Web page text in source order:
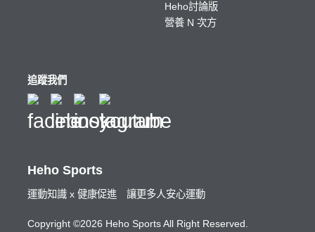
Heho Sports
運動知識 x 健康促進 讓更多人安心運動
Copyright ©2026 Heho Sports All Right Reserved.
Heho討論版
營養 N 次方
追蹤我們